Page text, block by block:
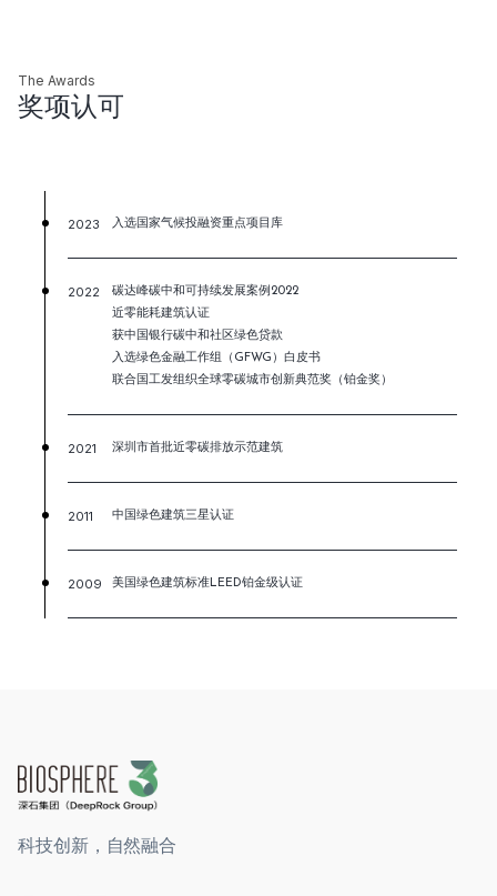
The Awards
奖项认可
2023 入选国家气候投融资重点项目库
2022
碳达峰碳中和可持续发展案例2022
近零能耗建筑认证
获中国银行碳中和社区绿色贷款
入选绿色金融工作组（GFWG）白皮书
联合国工发组织全球零碳城市创新典范奖（铂金奖）
2021 深圳市首批近零碳排放示范建筑
2011 中国绿色建筑三星认证
2009 美国绿色建筑标准LEED铂金级认证
科技创新，自然融合